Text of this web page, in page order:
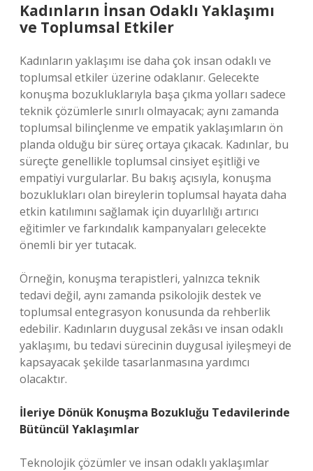
Kadınların İnsan Odaklı Yaklaşımı
ve Toplumsal Etkiler
Kadınların yaklaşımı ise daha çok insan odaklı ve
toplumsal etkiler üzerine odaklanır. Gelecekte
konuşma bozukluklarıyla başa çıkma yolları sadece
teknik çözümlerle sınırlı olmayacak; aynı zamanda
toplumsal bilinçlenme ve empatik yaklaşımların ön
planda olduğu bir süreç ortaya çıkacak. Kadınlar, bu
süreçte genellikle toplumsal cinsiyet eşitliği ve
empatiyi vurgularlar. Bu bakış açısıyla, konuşma
bozuklukları olan bireylerin toplumsal hayata daha
etkin katılımını sağlamak için duyarlılığı artırıcı
eğitimler ve farkındalık kampanyaları gelecekte
önemli bir yer tutacak.
Örneğin, konuşma terapistleri, yalnızca teknik
tedavi değil, aynı zamanda psikolojik destek ve
toplumsal entegrasyon konusunda da rehberlik
edebilir. Kadınların duygusal zekâsı ve insan odaklı
yaklaşımı, bu tedavi sürecinin duygusal iyileşmeyi de
kapsayacak şekilde tasarlanmasına yardımcı
olacaktır.
İleriye Dönük Konuşma Bozukluğu Tedavilerinde
Bütüncül Yaklaşımlar
Teknolojik çözümler ve insan odaklı yaklaşımlar